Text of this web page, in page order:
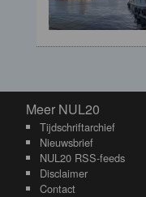
Meer NUL20
Meer NUL20
Tijdschriftarchief
Nieuwsbrief
NUL20 RSS-feeds
Disclaimer
Contact